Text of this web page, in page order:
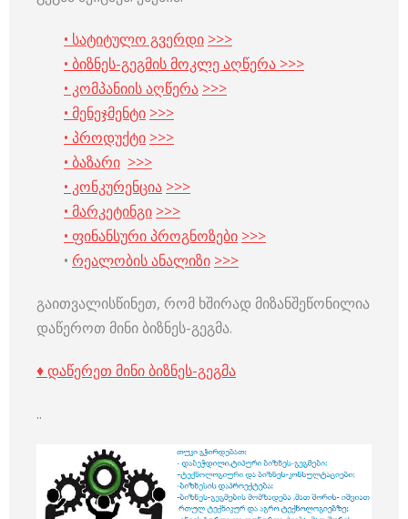
• სატიტულო გვერდი >>>
• ბიზნეს-გეგმის მოკლე აღწერა >>>
• კომპანიის აღწერა >>>
• მენეჯმენტი >>>
• პროდუქტი >>>
• ბაზარი >>>
• კონკურენცია >>>
• მარკეტინგი >>>
• ფინანსური პროგნოზები >>>
• რეალობის ანალიზი >>>
გაითვალისწინეთ, რომ ხშირად მიზანშეწონილია
დაწეროთ მინი ბიზნეს-გეგმა.
♦ დაწერეთ მინი ბიზნეს-გეგმა
..